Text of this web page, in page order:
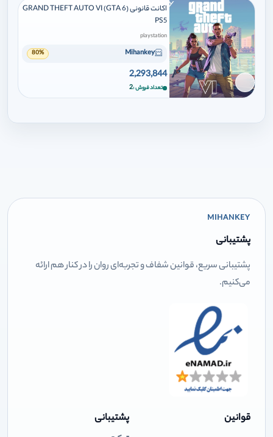
برای افزودن وارد شوید
اکانت قانونی GRAND THEFT AUTO VI (GTA 6)
PS5
playstation
Mihankey
80%
2,293,844
تعداد فروش 2
MIHANKEY
پشتیبانی
پشتیبانی سریع، قوانین شفاف و تجربه‌ای روان را در کنار هم ارائه
می‌کنیم.
قوانین پشتیبانی